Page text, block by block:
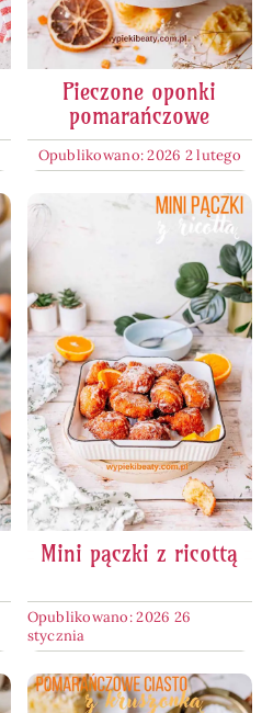
Pieczone oponki
pomarańczowe
Opublikowano: 2026 2 lutego
Mini pączki z ricottą
Opublikowano: 2026 26
stycznia